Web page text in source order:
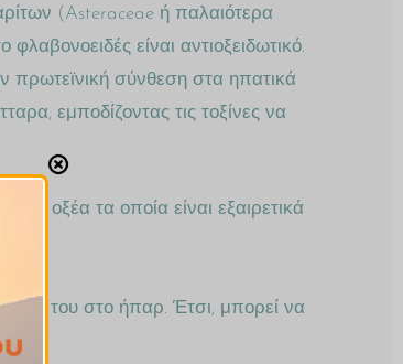
(Asteraceae ή παλαιότερα
είναι αντιοξειδωτικό.
σύνθεση στα ηπατικά
εμποδίζοντας τις τοξίνες να
οξέα τα οποία είναι εξαιρετικά
του στο ήπαρ. Έτσι, μπορεί να